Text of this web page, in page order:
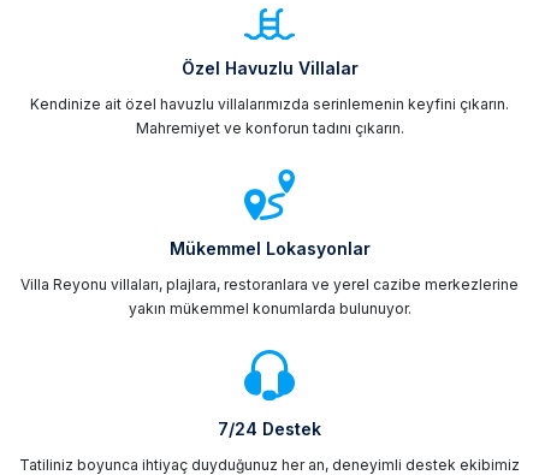
Özel Havuzlu Villalar
Kendinize ait özel havuzlu villalarımızda serinlemenin keyfini çıkarın.
Mahremiyet ve konforun tadını çıkarın.
Mükemmel Lokasyonlar
Villa Reyonu villaları, plajlara, restoranlara ve yerel cazibe merkezlerine
yakın mükemmel konumlarda bulunuyor.
7/24 Destek
Tatiliniz boyunca ihtiyaç duyduğunuz her an, deneyimli destek ekibimiz